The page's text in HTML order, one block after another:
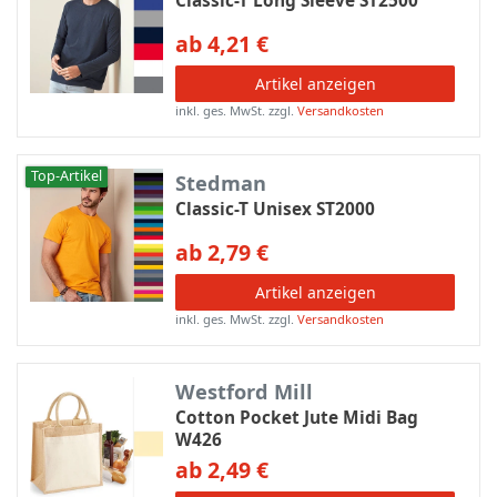
ab 4,21 €
Artikel anzeigen
inkl. ges. MwSt. zzgl.Versandkosten
Top-Artikel Stedman
Classic-T Unisex ST2000
ab 2,79 €
Artikel anzeigen
inkl. ges. MwSt. zzgl.Versandkosten
Westford Mill
Cotton Pocket Jute Midi Bag
W426
ab 2,49 €